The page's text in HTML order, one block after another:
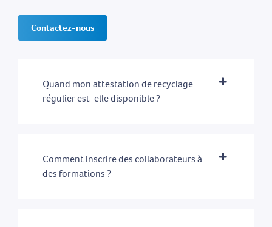
Contactez-nous
Quand mon attestation de recyclage
régulier est-elle disponible ?
Comment inscrire des collaborateurs à
des formations ?